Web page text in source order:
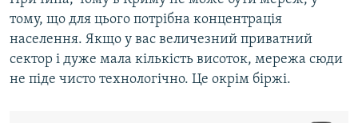
тому, що для цього потрібна концентрація
населення. Якщо у вас величезний приватний
сектор і дуже мала кількість висоток, мережа сюди
не піде чисто технологічно. Це окрім біржі.